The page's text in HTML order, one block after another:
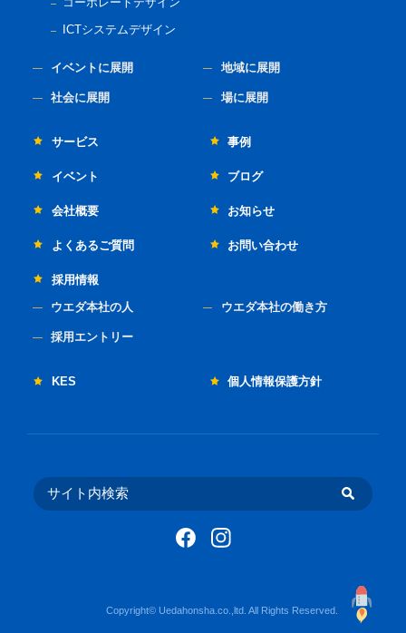
ICTシステムデザイン
イベントに展開 地域に展開
社会に展開 場に展開
サービス 事例
イベント ブログ
会社概要 お知らせ
よくあるご質問 お問い合わせ
採用情報
ウエダ本社の人 ウエダ本社の働き方
採用エントリー
KES 個人情報保護方針
Copyright© Uedahonsha.co.,ltd. All Rights Reserved.